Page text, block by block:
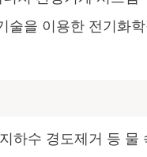
술을 이용한 전기화
하수 경도제거 등